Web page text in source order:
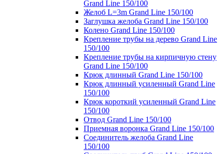
Grand Line 150/100
Желоб L=3m Grand Line 150/100
Заглушка желоба Grand Line 150/100
Колено Grand Line 150/100
Крепление трубы на дерево Grand Line
150/100
Крепление трубы на кирпичную стену
Grand Line 150/100
Крюк длинный Grand Line 150/100
Крюк длинный усиленный Grand Line
150/100
Крюк короткий усиленный Grand Line
150/100
Отвод Grand Line 150/100
Приемная воронка Grand Line 150/100
Соединитель желоба Grand Line
150/100